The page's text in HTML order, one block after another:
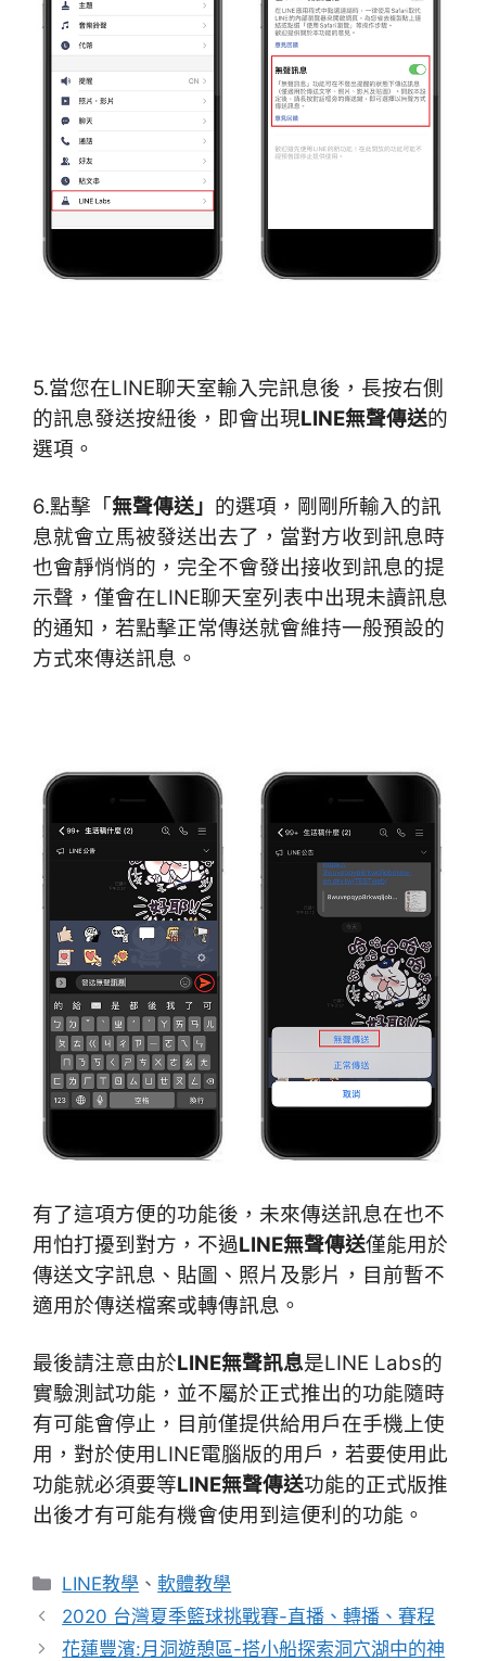
5.當您在LINE聊天室輸入完訊息後，長按右側
的訊息發送按紐後，即會出現LINE無聲傳送的
選項。
6.點擊「無聲傳送」 的選項，剛剛所輸入的訊
息就會立馬被發送出去了，當對方收到訊息時
也會靜悄悄的，完全不會發出接收到訊息的提
示聲，僅會在LINE聊天室列表中出現未讀訊息
的通知，若點擊正常傳送就會維持一般預設的
方式來傳送訊息。
有了這項方便的功能後，未來傳送訊息在也不
用怕打擾到對方，不過LINE無聲傳送僅能用於
傳送文字訊息、貼圖、照片及影片，目前暫不
適用於傳送檔案或轉傳訊息。
最後請注意由於LINE無聲訊息是LINE Labs的
實驗測試功能，並不屬於正式推出的功能隨時
有可能會停止，目前僅提供給用戶在手機上使
用，對於使用LINE電腦版的用戶，若要使用此
功能就必須要等LINE無聲傳送功能的正式版推
出後才有可能有機會使用到這便利的功能。
分
類
LINE教學 、軟體教學
2020 台灣夏季籃球挑戰賽-直播、轉播、賽程
花蓮豐濱:月洞遊憩區-搭小船探索洞穴湖中的神